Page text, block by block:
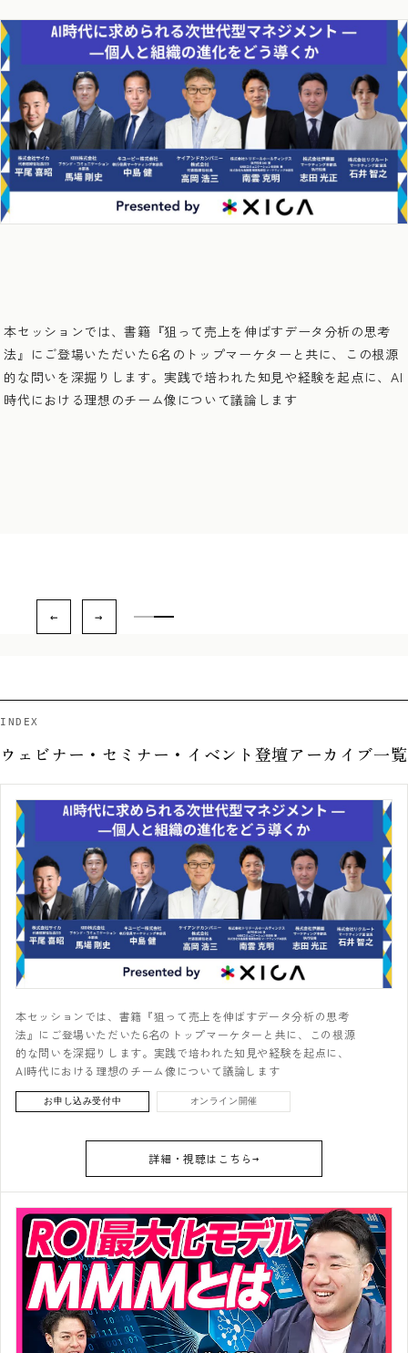
本セッションでは、書籍『狙って売上を伸ばすデータ分析の思考
法』にご登場いただいた6名のトップマーケターと共に、この根源
的な問いを深掘りします。実践で培われた知見や経験を起点に、AI
時代における理想のチーム像について議論します
INDEX
ウェビナー・セミナー・イベント登壇アーカイブ一覧
本セッションでは、書籍『狙って売上を伸ばすデータ分析の思考
法』にご登場いただいた6名のトップマーケターと共に、この根源
的な問いを深掘りします。実践で培われた知見や経験を起点に、
AI時代における理想のチーム像について議論します
お申し込み受付中 オンライン開催
詳細・視聴はこちら